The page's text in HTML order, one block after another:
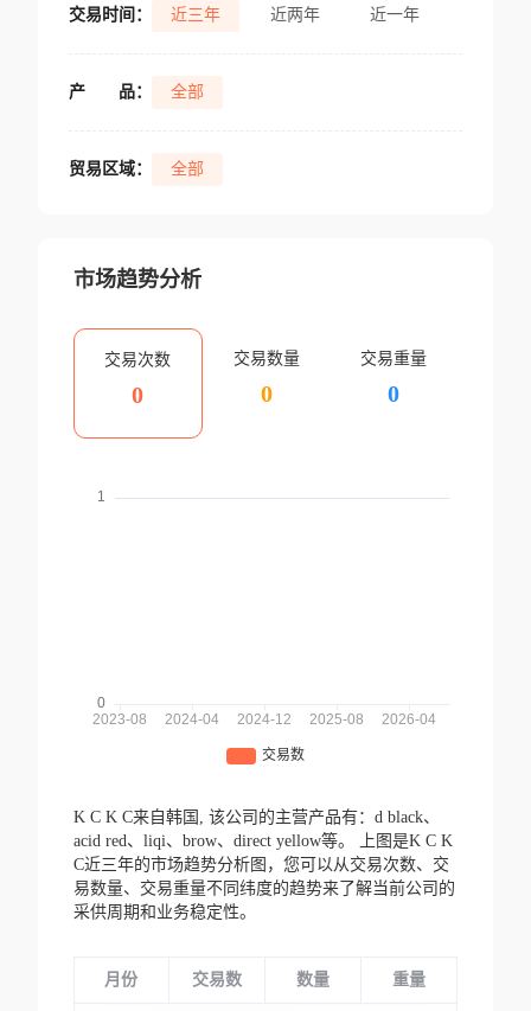
交易时间： 近三年 近两年 近一年
产 品： 全部
贸易区域： 全部
市场趋势分析
交易次数
0
交易数量
0
交易重量
0
K C K C来自韩国, 该公司的主营产品有：d black、
acid red、liqi、brow、direct yellow等。
上图是K C K
C近三年的市场趋势分析图，您可以从交易次数、交
易数量、交易重量不同纬度的趋势来了解当前公司的
采供周期和业务稳定性。
月份 交易数 数量 重量